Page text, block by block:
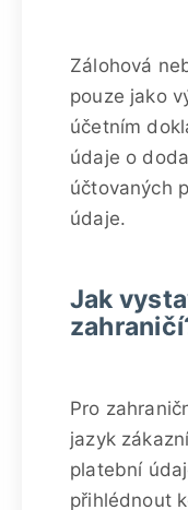
Zálohová
pouze jako
účetním
údaje o
účtovaných
údaje.
Jak
Pro
jazyk
platební
přihlédnout